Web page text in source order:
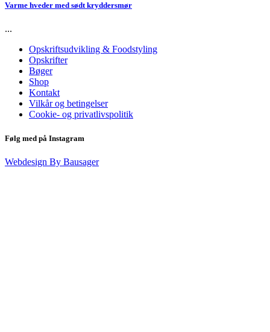
Varme hveder med sødt kryddersmør
...
Opskriftsudvikling & Foodstyling
Opskrifter
Bøger
Shop
Kontakt
Vilkår og betingelser
Cookie- og privatlivspolitik
Følg med på Instagram
Webdesign By Bausager